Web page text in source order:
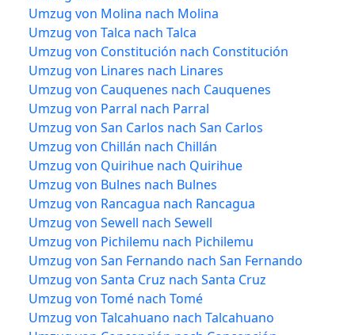
Umzug von Molina nach Molina
Umzug von Talca nach Talca
Umzug von Constitución nach Constitución
Umzug von Linares nach Linares
Umzug von Cauquenes nach Cauquenes
Umzug von Parral nach Parral
Umzug von San Carlos nach San Carlos
Umzug von Chillán nach Chillán
Umzug von Quirihue nach Quirihue
Umzug von Bulnes nach Bulnes
Umzug von Rancagua nach Rancagua
Umzug von Sewell nach Sewell
Umzug von Pichilemu nach Pichilemu
Umzug von San Fernando nach San Fernando
Umzug von Santa Cruz nach Santa Cruz
Umzug von Tomé nach Tomé
Umzug von Talcahuano nach Talcahuano